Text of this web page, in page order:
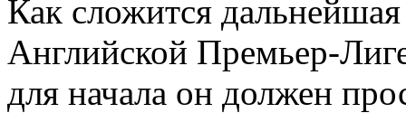
Как сложится
Английской Премьер-
для начала он должен